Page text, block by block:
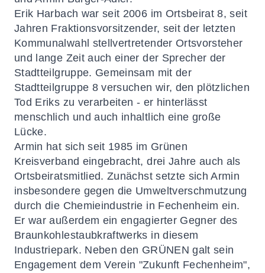
Erik Harbach war seit 2006 im Ortsbeirat 8, seit
Jahren Fraktionsvorsitzender, seit der letzten
Kommunalwahl stellvertretender Ortsvorsteher
und lange Zeit auch einer der Sprecher der
Stadtteilgruppe. Gemeinsam mit der
Stadtteilgruppe 8 versuchen wir, den plötzlichen
Tod Eriks zu verarbeiten - er hinterlässt
menschlich und auch inhaltlich eine große
Lücke.
Armin hat sich seit 1985 im Grünen
Kreisverband eingebracht, drei Jahre auch als
Ortsbeiratsmitlied. Zunächst setzte sich Armin
insbesondere gegen die Umweltverschmutzung
durch die Chemieindustrie in Fechenheim ein.
Er war außerdem ein engagierter Gegner des
Braunkohlestaubkraftwerks in diesem
Industriepark. Neben den GRÜNEN galt sein
Engagement dem Verein "Zukunft Fechenheim",